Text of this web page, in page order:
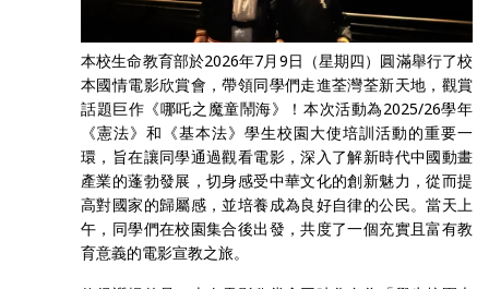
本校生命教育部於2026年7月9日（星期四）圓滿舉行了校
本國情電影欣賞會，帶領同學們走進荃灣荃新天地，觀賞
話題巨作《哪吒之魔童鬧海》！本次活動為2025/26學年
《憲法》和《基本法》學生校園大使培訓活動的重要一
環，旨在讓同學通過觀看電影，深入了解新時代中國動畫
產業的蓬勃發展，切身感受中華文化的創新魅力，從而提
高對國家的歸屬感，並培養成為良好自律的公民。當天上
午，同學們在校園集合後出發，共度了一個充實且富有教
育意義的電影宣教之旅。